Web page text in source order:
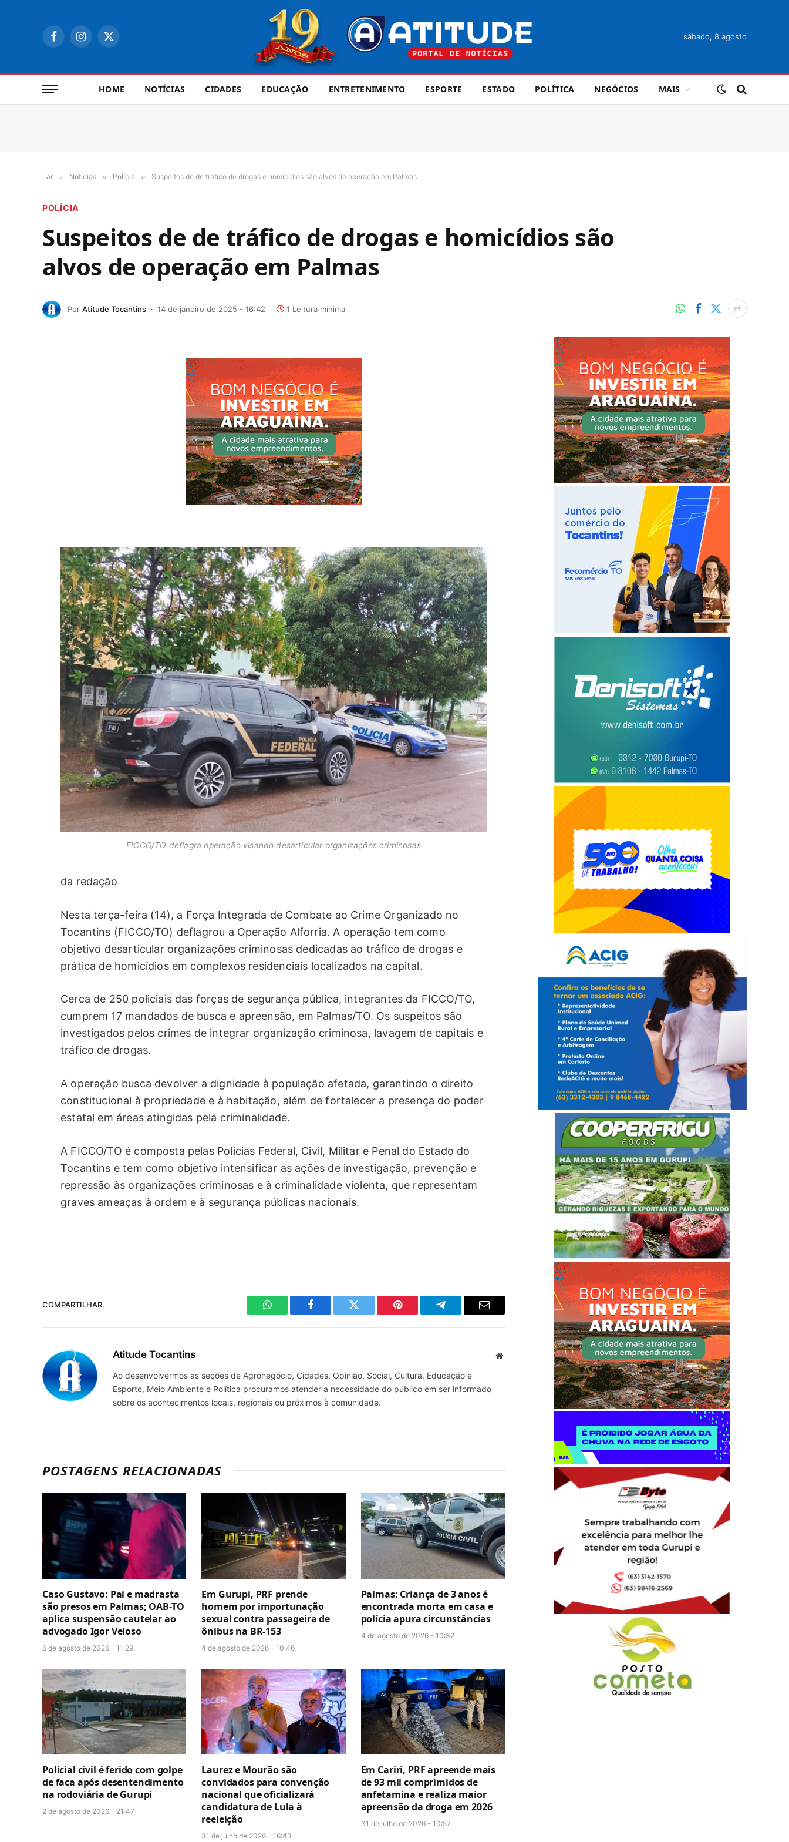
FacebookInstagram
X
sábado, 8 agosto
HOME NOTÍCIAS CIDADES EDUCAÇÃO ENTRETENIMENTO ESPORTE ESTADO POLÍTICA NEGÓCIOS MAIS
Lar » Notícias » Polícia » Suspeitos de de tráfico de drogas e homicídios são alvos de operação em Palmas
POLÍCIA
Suspeitos de de tráfico de drogas e homicídios são
alvos de operação em Palmas
Por Atitude Tocantins 14 de janeiro de 2025 - 16:42 1 Leitura mínima
FICCO/TO deflagra operação visando desarticular organizações criminosas
da redação
Nesta terça-feira (14), a Força Integrada de Combate ao Crime Organizado no
Tocantins (FICCO/TO) deflagrou a Operação Alforria. A operação tem como
objetivo desarticular organizações criminosas dedicadas ao tráfico de drogas e
prática de homicídios em complexos residenciais localizados na capital.
Cerca de 250 policiais das forças de segurança pública, integrantes da FICCO/TO,
cumprem 17 mandados de busca e apreensão, em Palmas/TO. Os suspeitos são
investigados pelos crimes de integrar organização criminosa, lavagem de capitais e
tráfico de drogas.
A operação busca devolver a dignidade à população afetada, garantindo o direito
constitucional à propriedade e à habitação, além de fortalecer a presença do poder
estatal em áreas atingidas pela criminalidade.
A FICCO/TO é composta pelas Polícias Federal, Civil, Militar e Penal do Estado do
Tocantins e tem como objetivo intensificar as ações de investigação, prevenção e
repressão às organizações criminosas e à criminalidade violenta, que representam
graves ameaças à ordem e à segurança públicas nacionais.
COMPARTILHAR.
WhatsAppFacebook Twitter Pinterest TelegramaE-
Atitude Tocantins Site
Ao desenvolvermos as seções de Agronegócio, Cidades, Opinião, Social, Cultura, Educação e
Esporte, Meio Ambiente e Política procuramos atender a necessidade do público em ser informado
sobre os acontecimentos locais, regionais ou próximos à comunidade.
POSTAGENS RELACIONADAS
Caso Gustavo: Pai e madrasta
são presos em Palmas; OAB-TO
aplica suspensão cautelar ao
advogado Igor Veloso
6 de agosto de 2026 - 11:29
Em Gurupi, PRF prende
homem por importunação
sexual contra passageira de
ônibus na BR-153
4 de agosto de 2026 - 10:46
Palmas: Criança de 3 anos é
encontrada morta em casa e
polícia apura circunstâncias
4 de agosto de 2026 - 10:32
Policial civil é ferido com golpe
de faca após desentendimento
na rodoviária de Gurupi
2 de agosto de 2026 - 21:47
Laurez e Mourão são
convidados para convenção
nacional que oficializará
candidatura de Lula à
reeleição
31 de julho de 2026 - 16:43
Em Cariri, PRF apreende mais
de 93 mil comprimidos de
anfetamina e realiza maior
apreensão da droga em 2026
31 de julho de 2026 - 10:57